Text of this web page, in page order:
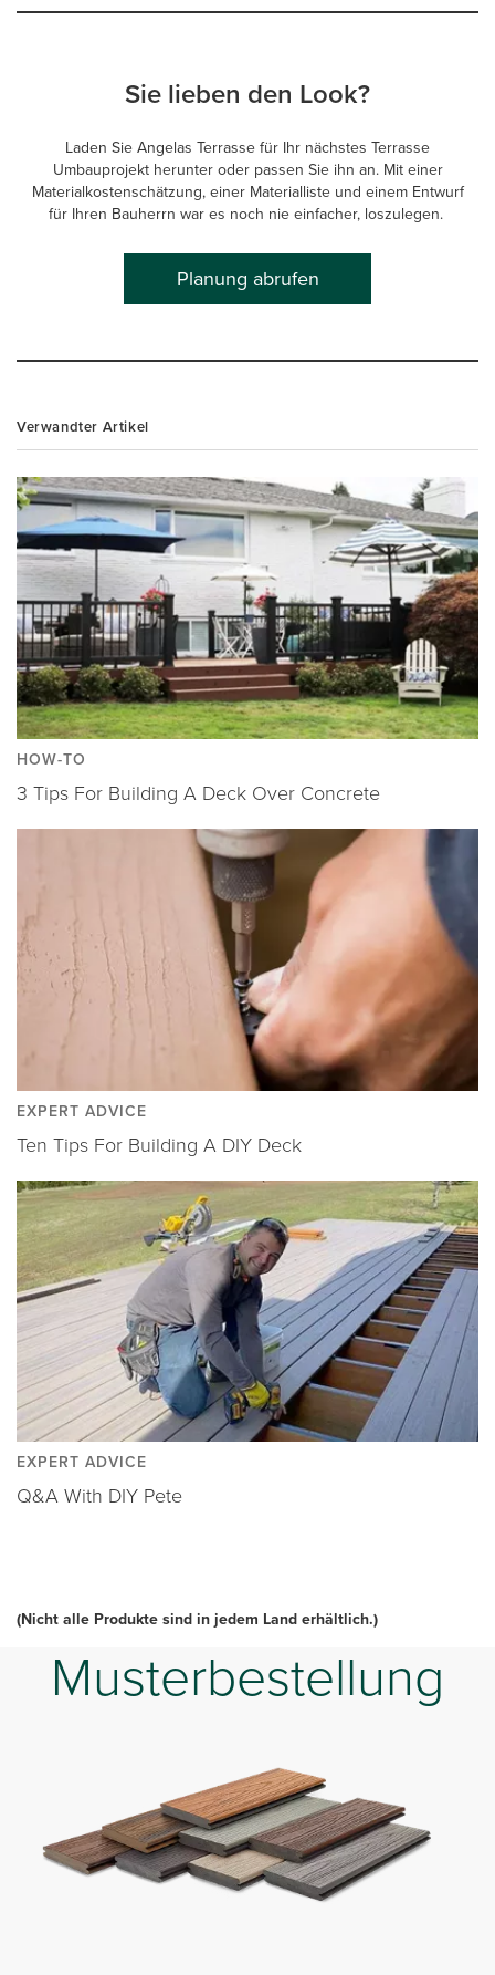
Sie lieben den Look?
Laden Sie Angelas Terrasse für Ihr nächstes Terrasse
Umbauprojekt herunter oder passen Sie ihn an. Mit einer
Materialkostenschätzung, einer Materialliste und einem Entwurf
für Ihren Bauherrn war es noch nie einfacher, loszulegen.
Planung abrufen
Verwandter Artikel
HOW-TO
3 Tips For Building A Deck Over Concrete
EXPERT ADVICE
Ten Tips For Building A DIY Deck
EXPERT ADVICE
Q&A With DIY Pete
(Nicht alle Produkte sind in jedem Land erhältlich.)
Musterbestellung